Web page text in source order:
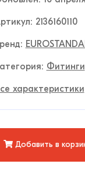
2136160110
Фитинги
характеристики
Добавить в